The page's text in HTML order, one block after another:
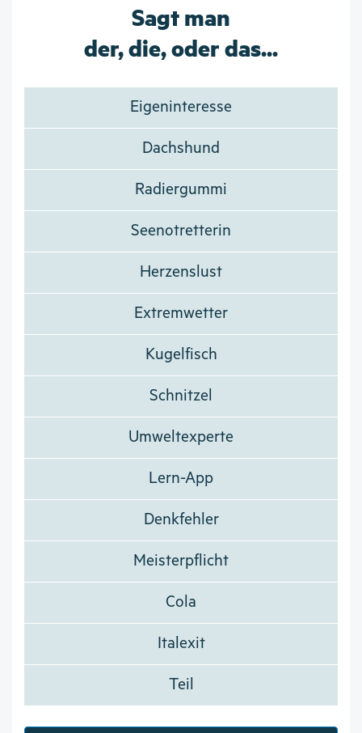
Sagt man
der, die, oder das...
Eigeninteresse
Dachshund
Radiergummi
Seenotretterin
Herzenslust
Extremwetter
Kugelfisch
Schnitzel
Umweltexperte
Lern-App
Denkfehler
Meisterpflicht
Cola
Italexit
Teil